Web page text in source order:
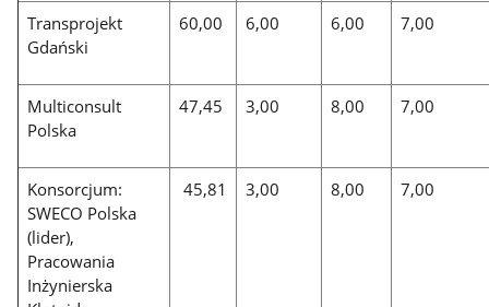
Transprojekt
Gdański
60,00 6,00 6,00 7,00
Multiconsult
Polska
47,45 3,00 8,00 7,00
Konsorcjum:
SWECO Polska
(lider),
Pracowania
Inżynierska
45,81 3,00 8,00 7,00